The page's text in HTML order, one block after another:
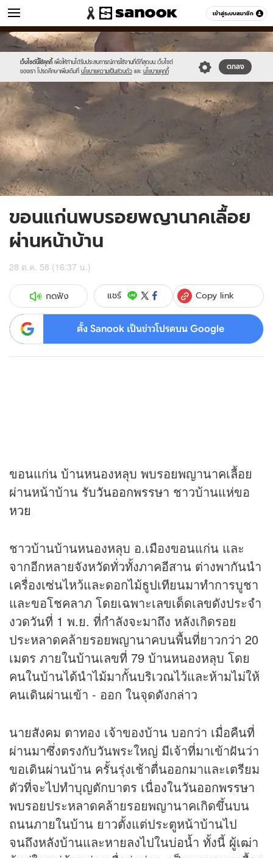
เข้าสู่ระบบสมาชิก
ข่าว หมวดอื่นๆ
เว็บไซต์นี้ใช้คุกกี้ เพื่อให้ท่านได้รับประสบการณ์การใช้งานที่ดีที่สุดบน เว็บไซต์
ของเรา โปรดศึกษาเพิ่มเติมที่ นโยบายความเป็นส่วนตัว และ นโยบายคุกกี้
ตกลง
Sanook
//s.isanook.com/sr/0/images/logo-
new-
sanook.png
600
60
//s.isanook.com/ns/0/ud/378/1890126/655338-
01.jpg
ขอนแก่นพบรอยพญานาคเลื้อย
ผ่านหน้าบ้าน
28 ต.ค. 58 (16:37 น.)
กดฟัง แชร์ Copy link
ตั้ง Sanook เป็นข่าวโปรดบน Google
ขอนแก่น บ้านหนองหลุบ พบรอยพญานาคเลื้อย
ผ่านหน้าบ้าน รับวันออกพรรษา ชาวบ้านแห่ขอ
หวย
ชาวบ้านบ้านหนองหลุบ อ.เมืองขอนแก่น และ
จากอีกหลายจังหวัดทั่วทั้งภาคอีสาน ต่างพากันนำ
เครื่องเซ่นไหว้และดอกไม้ธูปเทียนมาทำการบูชา
และขอโชคลาภ โดยเฉพาะเลขเด็ดเลขดังประจำ
งวดวันที่ 1 พ.ย. ที่กำลังจะมาถึง หลังเกิดรอย
ประหลาดคล้ายรอยพญานาคบนพื้นที่ยาวกว่า 20
เมตร ภายในบ้านเลขที่ 79 บ้านหนองหลุบ โดย
คนในบ้านได้นำไม้มากั้นบริเวณไว้และห้ามไม่ให้
คนเดินผ่านเข้า - ออก ในจุดดังกล่าว
นายสังคม ตาทอง เจ้าของบ้าน บอกว่า เมื่อคืนที่
ผ่านมาซึ่งตรงกับวันพระใหญ่ มีเจ้าที่มาเข้าฝันว่า
ขอเดินผ่านบ้าน ครั้นรุ่งเช้าตื่นออกมาและเตรียม
ตัวที่จะไปทำบุญตักบาตร เนื่องในวันออกพรรษา
พบรอยประหลาดคล้ายรอยพญานาคเกิดขึ้นบน
ถนนภายในบ้าน ยาวตั้งแต่ประตูหน้าบ้านไป
จนถึงหลังบ้านและหายลงไปในบ่อน้ำ ทั้งนี้ ผู้เฒ่า